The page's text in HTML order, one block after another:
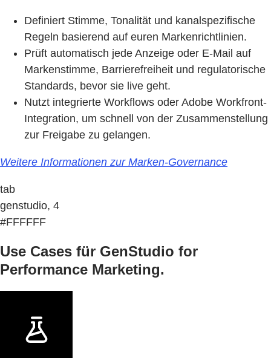
Definiert Stimme, Tonalität und kanalspezifische
Regeln basierend auf euren Markenrichtlinien.
Prüft automatisch jede Anzeige oder E-Mail auf
Markenstimme, Barrierefreiheit und regulatorische
Standards, bevor sie live geht.
Nutzt integrierte Workflows oder Adobe Workfront-
Integration, um schnell von der Zusammenstellung
zur Freigabe zu gelangen.
Weitere Informationen zur Marken-Governance
tab
genstudio, 4
#FFFFFF
Use Cases für GenStudio for
Performance Marketing.